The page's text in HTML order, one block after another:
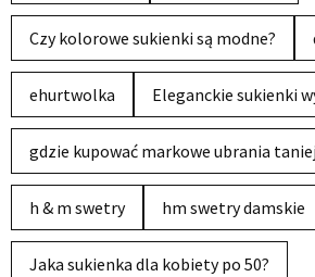
Czy kolorowe sukienki są modne?
ehurtwolka Eleganckie sukienki
gdzie kupować markowe ubrania taniej
h & m swetry hm swetry damskie
Jaka sukienka dla kobiety po 50?